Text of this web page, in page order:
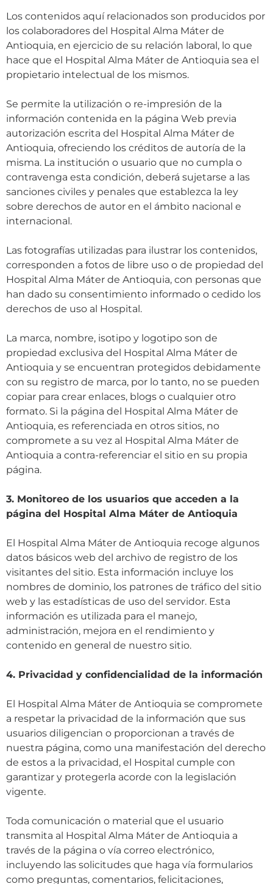
Los contenidos aquí relacionados son producidos por
los colaboradores del Hospital Alma Máter de
Antioquia, en ejercicio de su relación laboral, lo que
hace que el Hospital Alma Máter de Antioquia sea el
propietario intelectual de los mismos.
Se permite la utilización o re-impresión de la
información contenida en la página Web previa
autorización escrita del Hospital Alma Máter de
Antioquia, ofreciendo los créditos de autoría de la
misma. La institución o usuario que no cumpla o
contravenga esta condición, deberá sujetarse a las
sanciones civiles y penales que establezca la ley
sobre derechos de autor en el ámbito nacional e
internacional.
Las fotografías utilizadas para ilustrar los contenidos,
corresponden a fotos de libre uso o de propiedad del
Hospital Alma Máter de Antioquia, con personas que
han dado su consentimiento informado o cedido los
derechos de uso al Hospital.
La marca, nombre, isotipo y logotipo son de
propiedad exclusiva del Hospital Alma Máter de
Antioquia y se encuentran protegidos debidamente
con su registro de marca, por lo tanto, no se pueden
copiar para crear enlaces, blogs o cualquier otro
formato. Si la página del Hospital Alma Máter de
Antioquia, es referenciada en otros sitios, no
compromete a su vez al Hospital Alma Máter de
Antioquia a contra-referenciar el sitio en su propia
página.
3. Monitoreo de los usuarios que acceden a la
página del Hospital Alma Máter de Antioquia
El Hospital Alma Máter de Antioquia recoge algunos
datos básicos web del archivo de registro de los
visitantes del sitio. Esta información incluye los
nombres de dominio, los patrones de tráfico del sitio
web y las estadísticas de uso del servidor. Esta
información es utilizada para el manejo,
administración, mejora en el rendimiento y
contenido en general de nuestro sitio.
4. Privacidad y confidencialidad de la información
El Hospital Alma Máter de Antioquia se compromete
a respetar la privacidad de la información que sus
usuarios diligencian o proporcionan a través de
nuestra página, como una manifestación del derecho
de estos a la privacidad, el Hospital cumple con
garantizar y protegerla acorde con la legislación
vigente.
Toda comunicación o material que el usuario
transmita al Hospital Alma Máter de Antioquia a
través de la página o vía correo electrónico,
incluyendo las solicitudes que haga vía formularios
como preguntas, comentarios, felicitaciones,